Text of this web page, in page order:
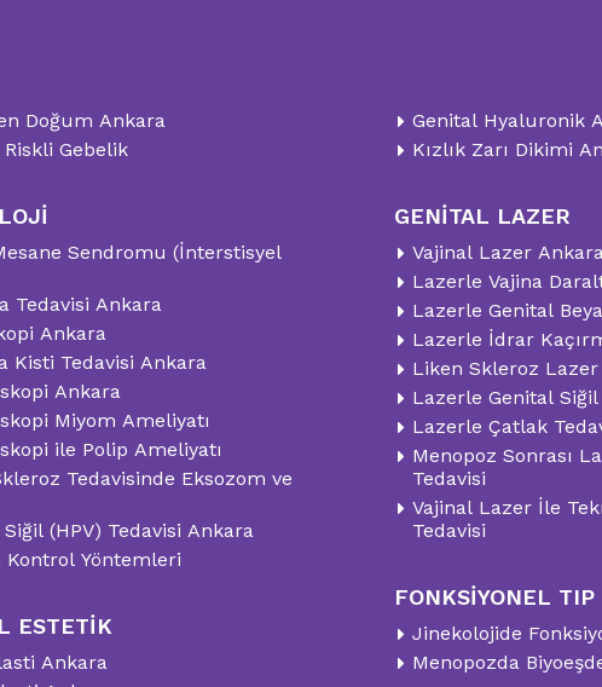
Doğum Ankara
Riskli Gebelik
Sendromu (İnterstisyel
Tedavisi Ankara
Ankara
Kisti Tedavisi Ankara
Ankara
Miyom Ameliyatı
ile Polip Ameliyatı
Tedavisinde Eksozom ve
(HPV) Tedavisi Ankara
Kontrol Yöntemleri
ESTETİK
Ankara
Genital Hyaluronik
Kızlık Zarı Dikimi
GENİTAL LAZER
Vajinal Lazer Ankara
Lazerle Vajina
Lazerle Genital
Lazerle İdrar
Liken Skleroz Lazer
Lazerle Genital Siğil
Lazerle Çatlak
Menopoz Sonrası
Tedavisi
Vajinal Lazer İle
Tedavisi
FONKSİYONEL TIP
Jinekolojide
Menopozda